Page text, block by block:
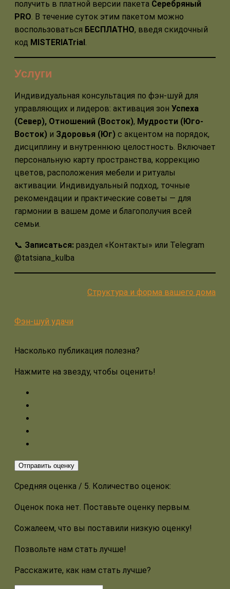
получить в платной версии пакета Серебряный
PRO . В течение суток этим пакетом можно
воспользоваться БЕСПЛАТНО, введя скидочный
код MISTERIATrial
Услуги
Индивидуальная консультация по фэн-шуй для
управляющих и лидеров: активация зон Успеха
(Север), Отношений (Восток), Мудрости (Юго-
Восток) и Здоровья (Юг) с акцентом на порядок,
дисциплину и внутреннюю целостность. Включает
персональную карту пространства, коррекцию
цветов, расположения мебели и ритуалы
активации. Индивидуальный подход, точные
рекомендации и практические советы — для
гармонии в вашем доме и благополучия всей
семьи.
📞 Записаться: раздел «Контакты» или Telegram
@tatsiana_kulba
Структура и форма вашего дома
Фэн-шуй удачи
Насколько публикация полезна?
Нажмите на звезду, чтобы оценить!
Отправить оценку
Средняя оценка / 5. Количество оценок:
Оценок пока нет. Поставьте оценку первым.
Сожалеем, что вы поставили низкую оценку!
Позвольте нам стать лучше!
Расскажите, как нам стать лучше?